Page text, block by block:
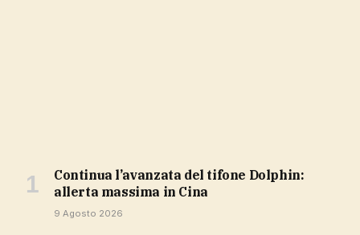
Continua l’avanzata del tifone Dolphin:
allerta massima in Cina
9 Agosto 2026